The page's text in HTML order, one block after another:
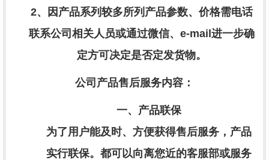
2、因产品系列较多所列产品参数、价格需电话
联系公司相关人员或通过微信、 e-mail进一步确
定方可决定是否定发货物。
公司产品售后服务内容：
一、产品联保
为了用户能及时、方便获得售后服务，产品
实行联保。都可以向离您近的客服部或服务